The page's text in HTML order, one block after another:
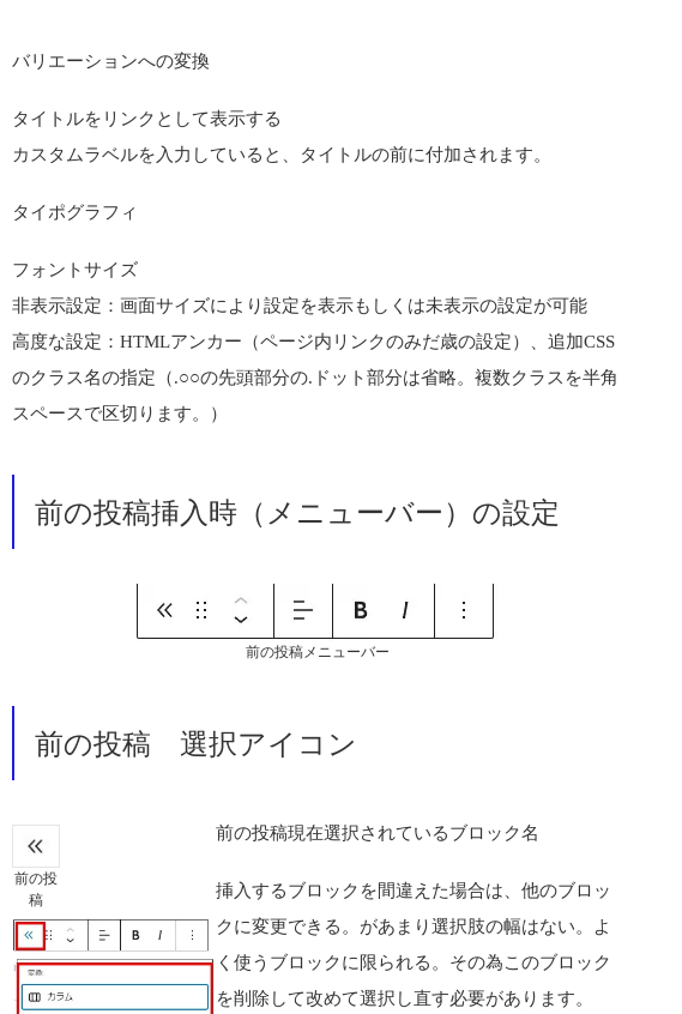
バリエーションへの変換
タイトルをリンクとして表示する
カスタムラベルを入力していると、タイトルの前に付加されます。
タイポグラフィ
フォントサイズ
非表示設定：画面サイズにより設定を表示もしくは未表示の設定が可能
高度な設定：HTMLアンカー（ページ内リンクのみだ歳の設定）、追加CSS
のクラス名の指定（.○○の先頭部分の.ドット部分は省略。複数クラスを半角
スペースで区切ります。）
前の投稿挿入時（メニューバー）の設定
前の投稿メニューバー
前の投稿 選択アイコン
前の投
稿
前の投稿現在選択されているブロック名
挿入するブロックを間違えた場合は、他のブロッ
クに変更できる。があまり選択肢の幅はない。よ
く使うブロックに限られる。その為このブロック
を削除して改めて選択し直す必要があります。